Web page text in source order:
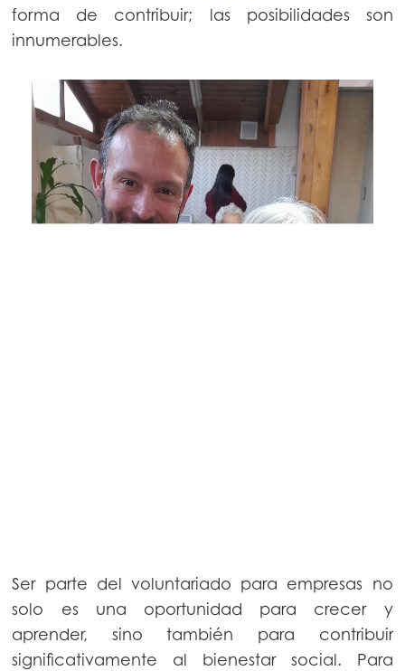
forma de contribuir; las posibilidades son
innumerables.
Ser parte del voluntariado para empresas no
solo es una oportunidad para crecer y
aprender, sino también para contribuir
significativamente al bienestar social. Para